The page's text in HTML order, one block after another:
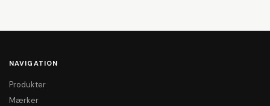
NAVIGATION
Produkter
Mærker